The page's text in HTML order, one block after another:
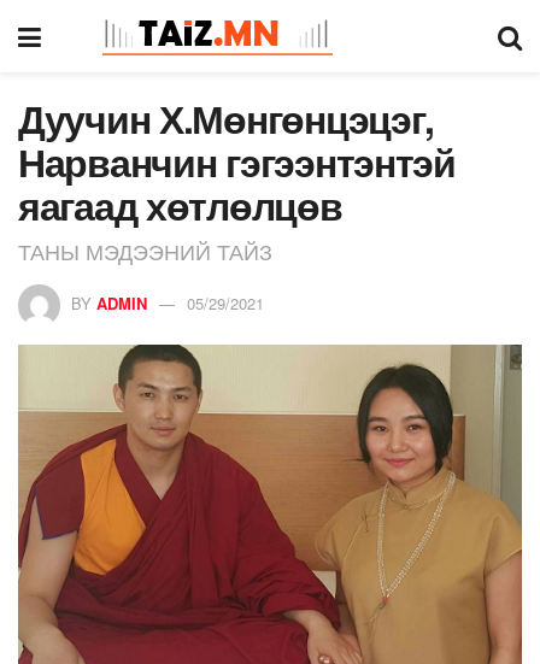
Дуучин Х.Мөнгөнцэцэг,
Нарванчин гэгээнтэнтэй
яагаад хөтлөлцөв
ТАНЫ МЭДЭЭНИЙ ТАЙЗ
BY ADMIN 05/29/2021